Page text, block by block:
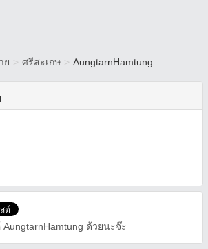
ย > ศรีสะเกษ > AungtarnHamtung
ด้วยนะจ๊ะ